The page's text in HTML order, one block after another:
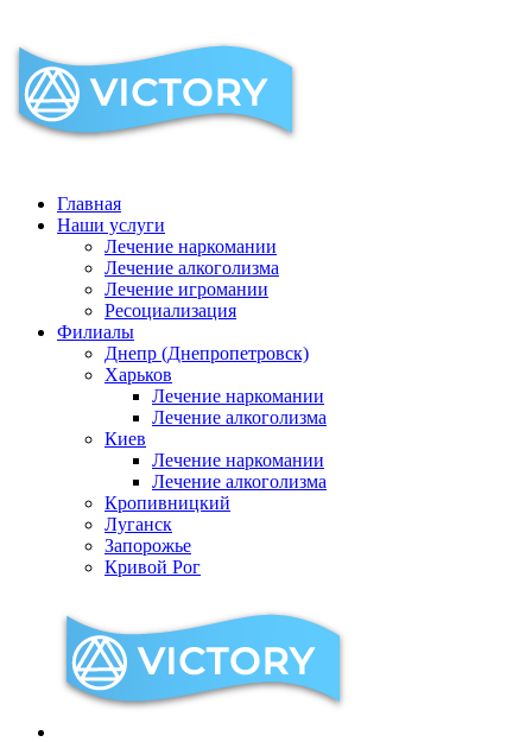
Главная
Наши услуги
Лечение наркомании
Лечение алкоголизма
Лечение игромании
Ресоциализация
Филиалы
Днепр (Днепропетровск)
Харьков
Лечение наркомании
Лечение алкоголизма
Киев
Лечение наркомании
Лечение алкоголизма
Кропивницкий
Луганск
Запорожье
Кривой Рог